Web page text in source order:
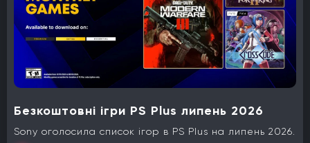
Безкоштовні ігри PS Plus липень 2026
Sony оголосила список ігор в PS Plus на липень 2026.